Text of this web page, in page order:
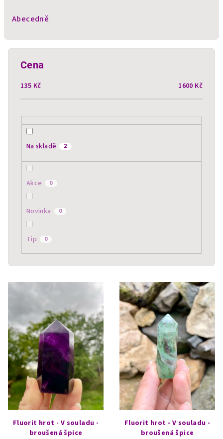
Abecedně
Cena
135 Kč 1600 Kč
Na skladě 2
Akce 0
Novinka 0
Tip 0
V
s
p
r
o
d
u
Fluorit hrot - V souladu -
broušená špice
Fluorit hrot - V souladu -
broušená špice